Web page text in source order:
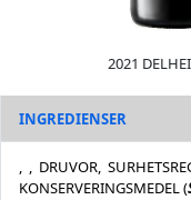
2021
INGREDIENSER
, , DRUVOR,
KONSERVERINGSMEDEL (